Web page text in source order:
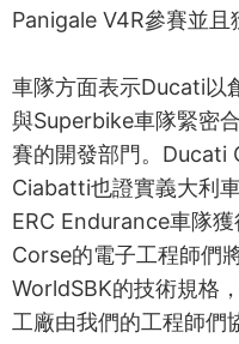
Panigale V4R參賽並且
車隊方面表示Ducati以
與Superbike車隊緊密
賽的開發部門。Ducati
Ciabatti也證實義大利
ERC Endurance車隊
Corse的電子工程師們
WorldSBK的技術規格
工廠由我們的工程師們